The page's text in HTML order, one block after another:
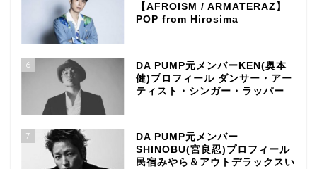
【AFROISM / ARMATERAZ】
POP from Hirosima
6
DA PUMP元メンバーKEN(奥本
健)プロフィール ダンサー・アー
ティスト・シンガー・ラッパー
7
DA PUMP元メンバー
SHINOBU(宮良忍)プロフィール
民宿みやら＆アウトデラックスい